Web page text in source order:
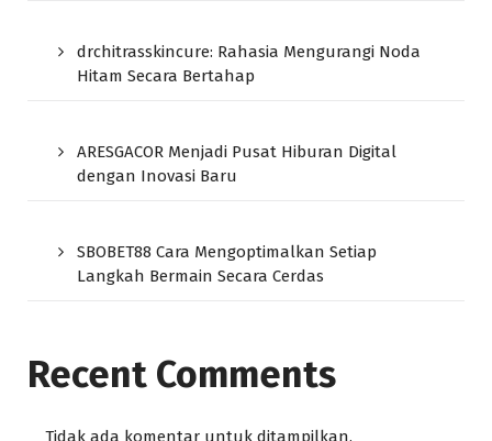
drchitrasskincure: Rahasia Mengurangi Noda
Hitam Secara Bertahap
ARESGACOR Menjadi Pusat Hiburan Digital
dengan Inovasi Baru
SBOBET88 Cara Mengoptimalkan Setiap
Langkah Bermain Secara Cerdas
Recent Comments